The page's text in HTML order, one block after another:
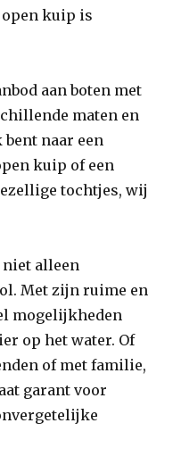
open kuip is
aan boten met
maten en
bent naar een
kuip of een
tochtjes, wij
niet alleen
Met zijn ruime en
mogelijkheden
op het water. Of
of met familie,
garant voor